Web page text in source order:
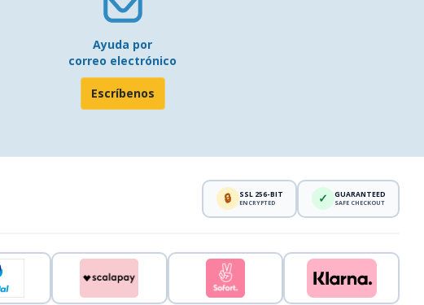
Ayuda por
correo electrónico
Escríbenos
🔒 SSL 256-BIT
ENCRYPTED ✓ GUARANTEED
SAFE CHECKOUT